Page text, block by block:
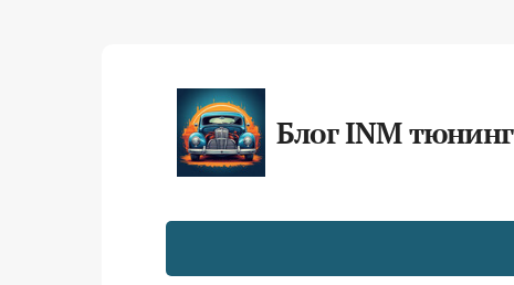
Блог INM тюнинг